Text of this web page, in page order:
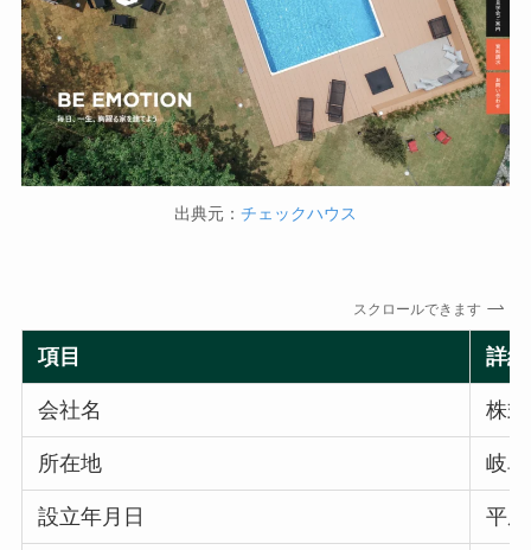
出典元： チェックハウス
スクロールできます
項目 詳細
会社名 株
所在地 岐
設立年月日 平